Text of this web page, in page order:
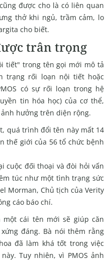
được cho là có liên quan
thở khi ngủ, trầm cảm, lo
cho biết.
trân trọng
tiết" trong tên gọi mới mô tả
trạng rối loạn nội tiết hoặc
có sự rối loạn trong hệ
tin hóa học) của cơ thể,
hưởng trên diện rộng.
quá trình đổi tên này mất 14
thế giới của 56 tổ chức bệnh
cuộc đối thoại và đòi hỏi vấn
túc như một tình trạng sức
Morman, Chủ tịch của Verity
cáo báo chí.
một cái tên mới sẽ giúp căn
đáng. Bà nói thêm rằng
đã làm khá tốt trong việc
Tuy nhiên, vì PMOS ảnh